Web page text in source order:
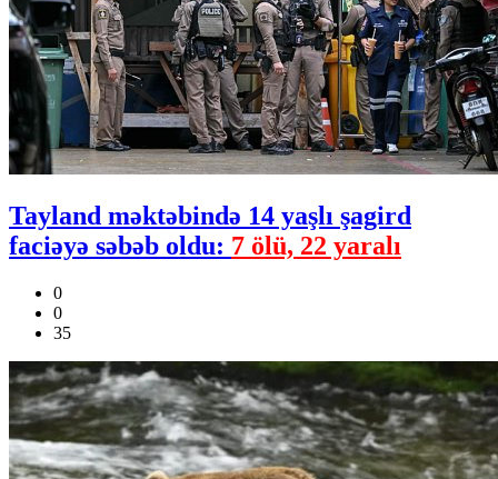
Tayland məktəbində 14 yaşlı şagird
faciəyə səbəb oldu: 7 ölü, 22 yaralı
0
0
35